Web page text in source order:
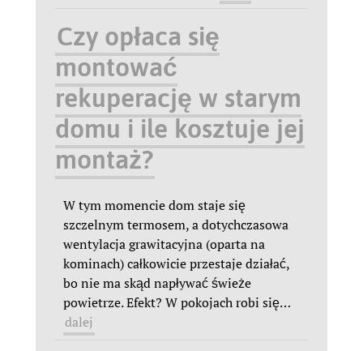
Czy opłaca się
montować
rekuperację w starym
domu i ile kosztuje jej
montaż?
W tym momencie dom staje się
szczelnym termosem, a dotychczasowa
wentylacja grawitacyjna (oparta na
kominach) całkowicie przestaje działać,
bo nie ma skąd napływać świeże
powietrze. Efekt? W pokojach robi się…
dalej